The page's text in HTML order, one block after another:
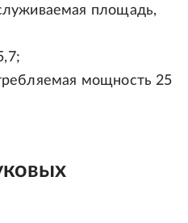
площадь,
мощность 25